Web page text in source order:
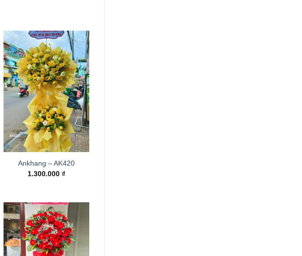
Ankhang – AK420
1.300.000 ₫